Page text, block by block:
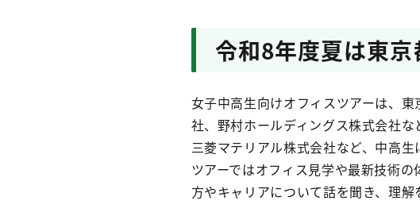
令和8年度夏は東
女子中高生向けオフィスツアーは、
社、野村ホールディングス株式会社
三菱マテリアル株式会社など、中高生
ツアーではオフィス見学や最新技術
方やキャリアについて話を聞き、理解